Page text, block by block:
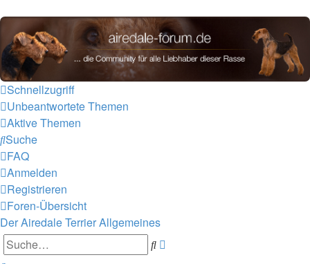
airedale-forum.de
Schnellzugriff
Unbeantwortete Themen
Aktive Themen
Suche
FAQ
Anmelden
Registrieren
Foren-Übersicht
Der Airedale TerrierAllgemeines
Suche